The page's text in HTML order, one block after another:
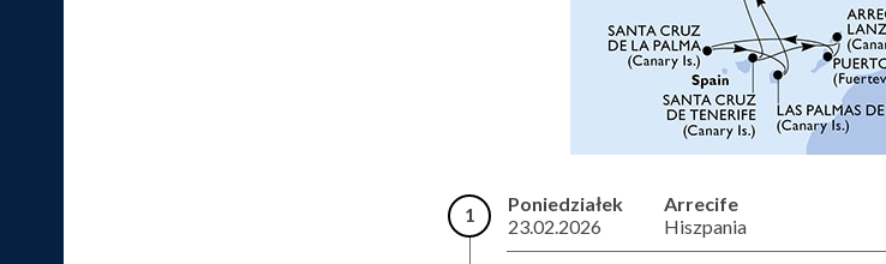
1
Poniedziałek
23.02.2026
Arrecife
Hiszpania